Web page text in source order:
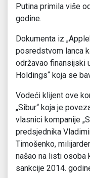
Putina primila više
godine.
Dokumenta iz
posredstvom lanca
održavao finansijski
Holdings“ koja se
Vodeći klijent ove
„Sibur“ koja je
vlasnici kompanije
predsjednika
Timošenko,
našao na listi osoba
sankcije 2014.